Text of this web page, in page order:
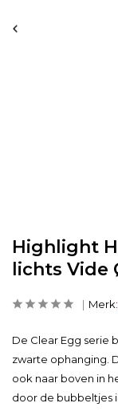
Highlight
lichts
Merk:
De Clear Egg serie
zwarte ophanging.
ook naar boven in
door de bubbeltjes